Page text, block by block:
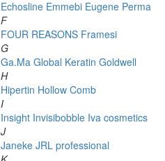
Echosline Emmebi Eugene Perma
F
FOUR REASONS Framesi
G
Ga.Ma Global Keratin Goldwell
H
Hipertin Hollow Comb
I
Insight Invisibobble Iva cosmetics
J
Janeke JRL professional